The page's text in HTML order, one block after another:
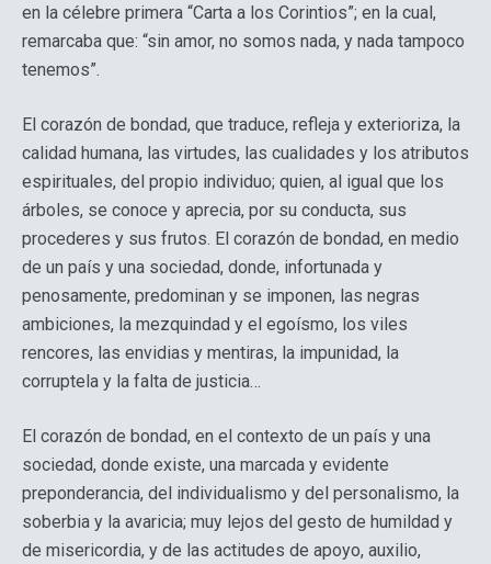
en la célebre primera “Carta a los Corintios”; en la cual,
remarcaba que: “sin amor, no somos nada, y nada tampoco
tenemos”.
El corazón de bondad, que traduce, refleja y exterioriza, la
calidad humana, las virtudes, las cualidades y los atributos
espirituales, del propio individuo; quien, al igual que los
árboles, se conoce y aprecia, por su conducta, sus
procederes y sus frutos. El corazón de bondad, en medio
de un país y una sociedad, donde, infortunada y
penosamente, predominan y se imponen, las negras
ambiciones, la mezquindad y el egoísmo, los viles
rencores, las envidias y mentiras, la impunidad, la
corruptela y la falta de justicia…
El corazón de bondad, en el contexto de un país y una
sociedad, donde existe, una marcada y evidente
preponderancia, del individualismo y del personalismo, la
soberbia y la avaricia; muy lejos del gesto de humildad y
de misericordia, y de las actitudes de apoyo, auxilio,